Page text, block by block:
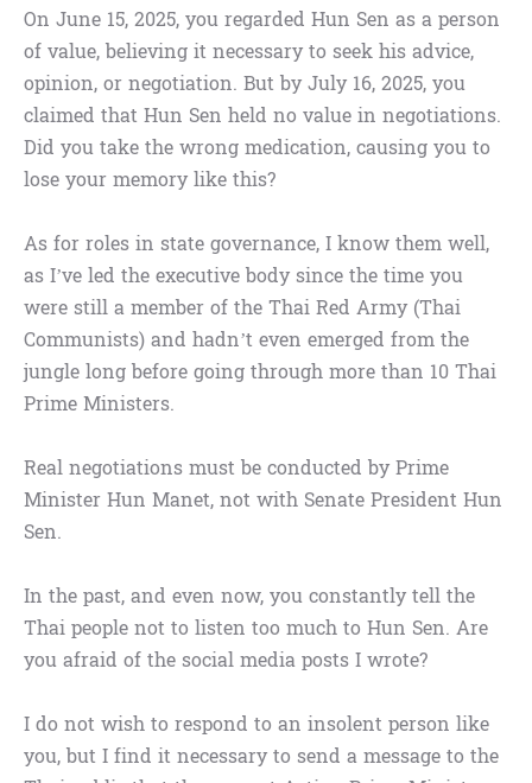
On June 15, 2025, you regarded Hun Sen as a person
of value, believing it necessary to seek his advice,
opinion, or negotiation. But by July 16, 2025, you
claimed that Hun Sen held no value in negotiations.
Did you take the wrong medication, causing you to
lose your memory like this?
As for roles in state governance, I know them well,
as I’ve led the executive body since the time you
were still a member of the Thai Red Army (Thai
Communists) and hadn’t even emerged from the
jungle long before going through more than 10 Thai
Prime Ministers.
Real negotiations must be conducted by Prime
Minister Hun Manet, not with Senate President Hun
Sen.
In the past, and even now, you constantly tell the
Thai people not to listen too much to Hun Sen. Are
you afraid of the social media posts I wrote?
I do not wish to respond to an insolent person like
you, but I find it necessary to send a message to the